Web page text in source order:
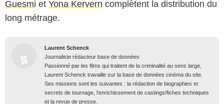
Guesmi et Yona Kervern complètent la distribution du
long métrage.
Laurent Schenck
Journaliste rédacteur base de données
Passionné par les films qui traitent de la criminalité au sens large,
Laurent Schenck travaille sur la base de données cinéma du site.
Ses missions sont les suivantes : la rédaction de biographies et
secrets de tournage, l'enrichissement de castings/fiches techniques
et la revue de presse.